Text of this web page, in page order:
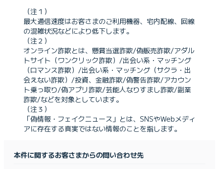
（注１）
最大通信速度はお客さまのご利用機器、宅内配線、回線
の混雑状況などにより低下します。
（注２）
オンライン詐欺とは、懸賞当選詐欺/偽販売詐欺/アダル
トサイト（ワンクリック詐欺）/出会い系・マッチング
（ロマンス詐欺）/出会い系・マッチング（サクラ・出
会えない詐欺）/投資、金融詐欺/偽警告詐欺/アカウン
ト乗っ取り/偽アプリ詐欺/芸能人なりすまし詐欺/副業
詐欺/などを対象としています。
（注３）
「偽情報・フェイクニュース」とは、SNSやWebメディ
アに存在する真実ではない情報のことを指します。
本件に関するお客さまからの問い合わせ先